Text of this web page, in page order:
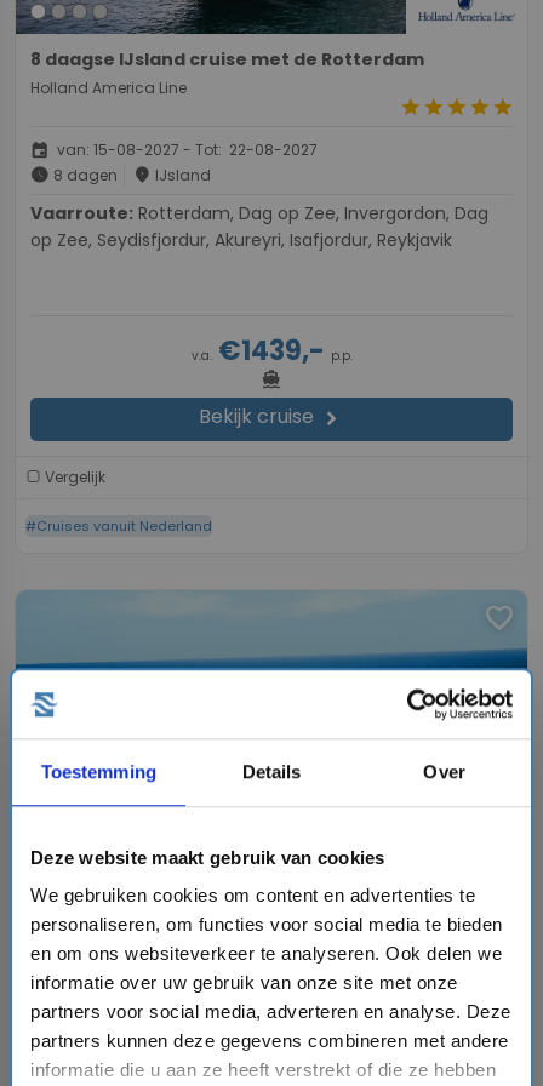
Toestemming Details Over
Deze website maakt gebruik van cookies
We gebruiken cookies om content en advertenties te
personaliseren, om functies voor social media te bieden
en om ons websiteverkeer te analyseren. Ook delen we
informatie over uw gebruik van onze site met onze
partners voor social media, adverteren en analyse. Deze
partners kunnen deze gegevens combineren met andere
informatie die u aan ze heeft verstrekt of die ze hebben
8 daagse IJsland cruise met de Rotterdam
Holland America Line
starstarstarstarstar
event van: 15-08-2027 - Tot: 22-08-2027
schedule 8 dagen place IJsland
Vaarroute:
op Zee, Seydisfjordur, Akureyri, Isafjordur, Reykjavik
v.a.€1439,- p.p.
directions_boat
Bekijk cruise chevron_right
Vergelijk
#Cruises vanuit Nederland
favorite
chevron_right
15 daagse Noorse Fjorden cruise met de Zuiderdam
Holland America Line
eventvan: 17-07-2027 - Tot: 31-07-2027
schedule15 dagen place Noorse Fjorden
Vaarroute:Amsterdam, Dag op Zee, Eidfjord, Alesund,
Olden, Sandnes, Dag op Zee, Amsterdam, Dag op Zee,
Oslo, Kristiansand, Sandnes, Skjolden, Dag op Zee,